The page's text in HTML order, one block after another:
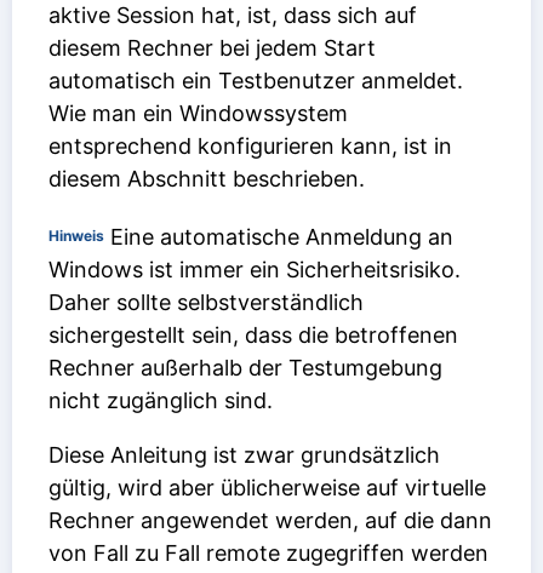
aktive Session hat, ist, dass sich auf
diesem Rechner bei jedem Start
automatisch ein Testbenutzer anmeldet.
Wie man ein Windowssystem
entsprechend konfigurieren kann, ist in
diesem Abschnitt beschrieben.
Hinweis Eine automatische Anmeldung an
Windows ist immer ein Sicherheitsrisiko.
Daher sollte selbstverständlich
sichergestellt sein, dass die betroffenen
Rechner außerhalb der Testumgebung
nicht zugänglich sind.
Diese Anleitung ist zwar grundsätzlich
gültig, wird aber üblicherweise auf virtuelle
Rechner angewendet werden, auf die dann
von Fall zu Fall remote zugegriffen werden